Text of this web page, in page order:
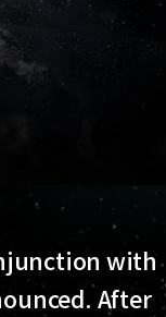
with
After